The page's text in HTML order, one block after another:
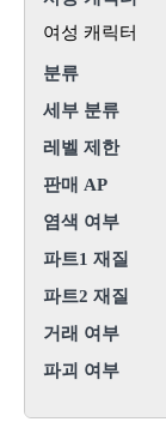
여성 캐릭터
분류
세부 분류
레벨 제한
판매 AP
염색 여부
파트1 재질
파트2 재질
거래 여부
파괴 여부